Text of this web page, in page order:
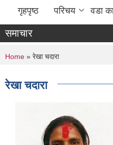
गृहपृष्ठ परिचय वडा
समाचार
You are here
Home » रेखा चदारा
रेखा चदारा